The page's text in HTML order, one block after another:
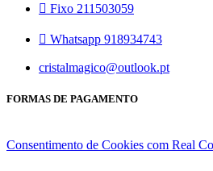
Fixo 211503059
Whatsapp 918934743
cristalmagico@outlook.pt
FORMAS DE PAGAMENTO
Consentimento de Cookies com Real